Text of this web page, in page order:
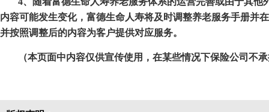
内容可能发生变化，富德生命人寿将及时调整养老服务手册并
并按照调整后的内容为客户提供对应服务。
（本页面中内容仅供宣传使用，在某些情况下保险公司不